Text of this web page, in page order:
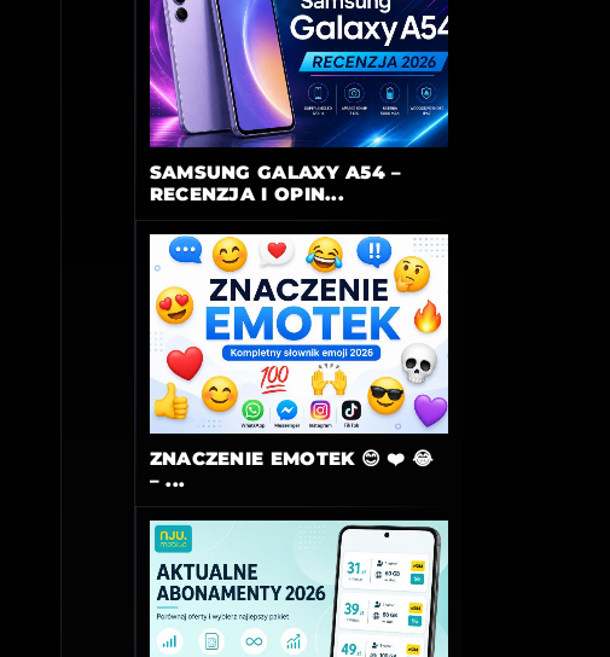
SAMSUNG GALAXY A54 –
RECENZJA I OPIN...
ZNACZENIE EMOTEK 😊 ❤️ 😂
– ...